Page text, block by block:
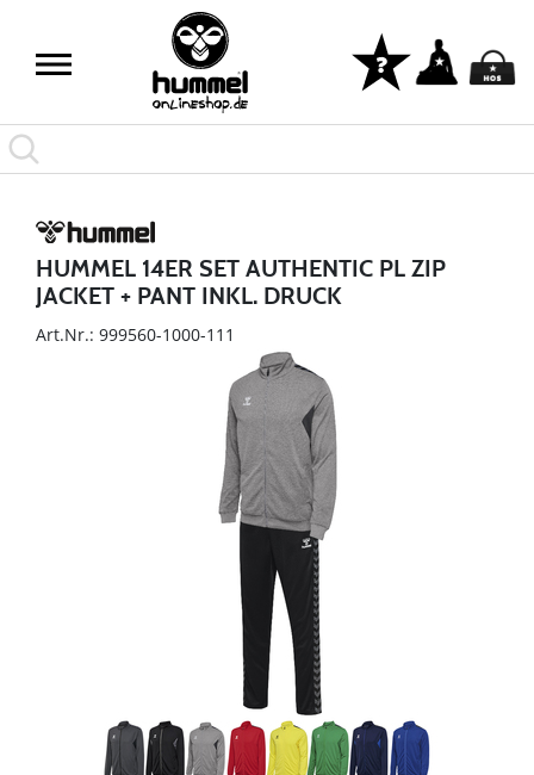
HUMMEL 14ER SET AUTHENTIC PL ZIP
JACKET + PANT INKL. DRUCK
Art.Nr.: 999560-1000-111